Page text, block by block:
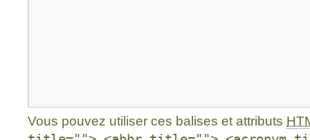
Vous pouvez utiliser ces balises et attributs